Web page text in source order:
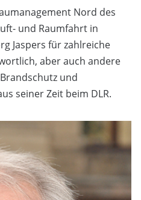
Nord des
und Raumfahrt in
Jaspers für zahlreiche
aber auch andere
und
seiner Zeit beim DLR.